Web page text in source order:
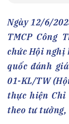
Ngày 12/6/
TMCP Công
chức Hội
quốc đánh
01-KL/TW
thực hiện
theo tư tưởng,